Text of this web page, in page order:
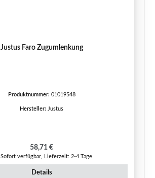
Justus Faro Zugumlenkung
Produktnummer: 01019548
Hersteller: Justus
Regulärer Preis:
58,71 €
Sofort verfügbar, Lieferzeit: 2-4 Tage
Details